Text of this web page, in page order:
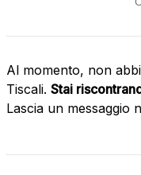
Al momento, non
Tiscali. Stai
Lascia un messaggio